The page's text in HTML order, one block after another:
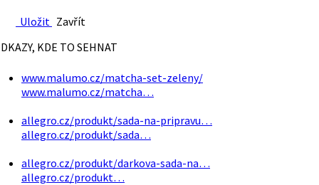
Uložit Zavřít
KDE TO SEHNAT
www.malumo.cz/matcha-set-zeleny/
www.malumo.cz/matcha…
allegro.cz/produkt/sada-na-pripravu…
allegro.cz/produkt/sada…
allegro.cz/produkt/darkova-sada-na…
allegro.cz/produkt…